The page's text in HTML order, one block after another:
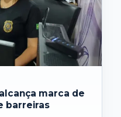
marca de
barreiras